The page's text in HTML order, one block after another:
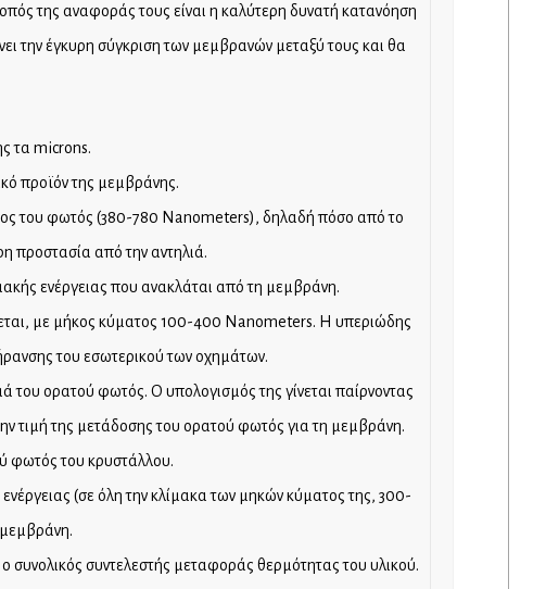
της αναφοράς τους είναι η καλύτερη δυνατή κατανόηση
την έγκυρη σύγκριση των μεμβρανών μεταξύ τους και θα
τα microns.
προϊόν της μεμβράνης.
του φωτός (380-780 Nanometers), δηλαδή πόσο από το
προστασία από την αντηλιά.
ενέργειας που ανακλάται από τη μεμβράνη.
με μήκος κύματος 100-400 Nanometers. Η υπεριώδης
του εσωτερικού των οχημάτων.
του ορατού φωτός. Ο υπολογισμός της γίνεται παίρνοντας
τιμή της μετάδοσης του ορατού φωτός για τη μεμβράνη.
φωτός του κρυστάλλου.
ενέργειας (σε όλη την κλίμακα των μηκών κύματος της, 300-
ο συνολικός συντελεστής μεταφοράς θερμότητας του υλικού.